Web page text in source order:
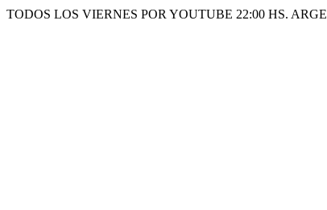
TODOS LOS VIERNES POR YOUTUBE 22:00 HS.